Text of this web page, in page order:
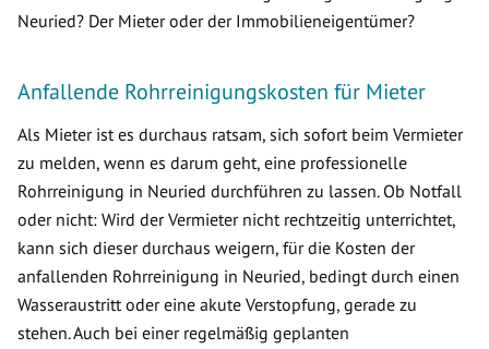
Neuried? Der Mieter oder der Immobilieneigentümer?
Anfallende Rohrreinigungskosten für Mieter
Als Mieter ist es durchaus ratsam, sich sofort beim Vermieter
zu melden, wenn es darum geht, eine professionelle
Rohrreinigung in Neuried durchführen zu lassen. Ob Notfall
oder nicht: Wird der Vermieter nicht rechtzeitig unterrichtet,
kann sich dieser durchaus weigern, für die Kosten der
anfallenden Rohrreinigung in Neuried, bedingt durch einen
Wasseraustritt oder eine akute Verstopfung, gerade zu
stehen. Auch bei einer regelmäßig geplanten